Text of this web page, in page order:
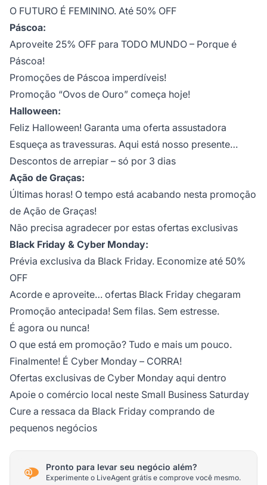
O FUTURO É FEMININO. Até 50% OFF
Páscoa:
Aproveite 25% OFF para TODO MUNDO – Porque é
Páscoa!
Promoções de Páscoa imperdíveis!
Promoção “Ovos de Ouro” começa hoje!
Halloween:
Feliz Halloween! Garanta uma oferta assustadora
Esqueça as travessuras. Aqui está nosso presente…
Descontos de arrepiar – só por 3 dias
Ação de Graças:
Últimas horas! O tempo está acabando nesta promoção
de Ação de Graças!
Não precisa agradecer por estas ofertas exclusivas
Black Friday & Cyber Monday:
Prévia exclusiva da Black Friday. Economize até 50%
OFF
Acorde e aproveite… ofertas Black Friday chegaram
Promoção antecipada! Sem filas. Sem estresse.
É agora ou nunca!
O que está em promoção? Tudo e mais um pouco.
Finalmente! É Cyber Monday – CORRA!
Ofertas exclusivas de Cyber Monday aqui dentro
Apoie o comércio local neste Small Business Saturday
Cure a ressaca da Black Friday comprando de
pequenos negócios
Pronto para levar seu negócio além?
Experimente o LiveAgent grátis e comprove você mesmo.